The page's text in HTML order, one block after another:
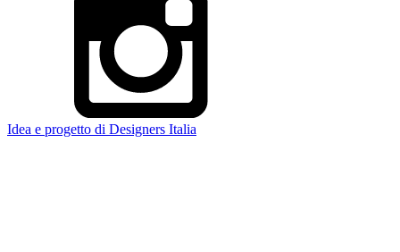
Idea e progetto di Designers Italia